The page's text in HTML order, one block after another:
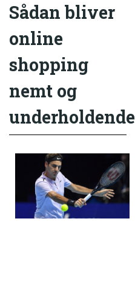
Sådan bliver
online
shopping
nemt og
underholdende